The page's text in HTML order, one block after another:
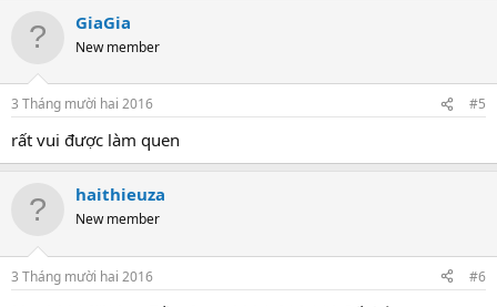
GiaGia
New member
3 Tháng mười hai 2016 #5
rất vui được làm quen
haithieuza
New member
3 Tháng mười hai 2016 #6